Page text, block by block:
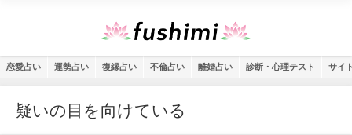
恋愛占い 運勢占い 復縁占い 不倫占い 離婚占い 診断・心理テスト サイ
疑いの目を向けている